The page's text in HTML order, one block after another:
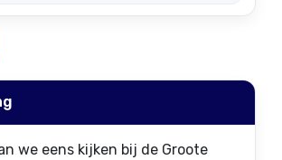
we eens kijken bij de Groote